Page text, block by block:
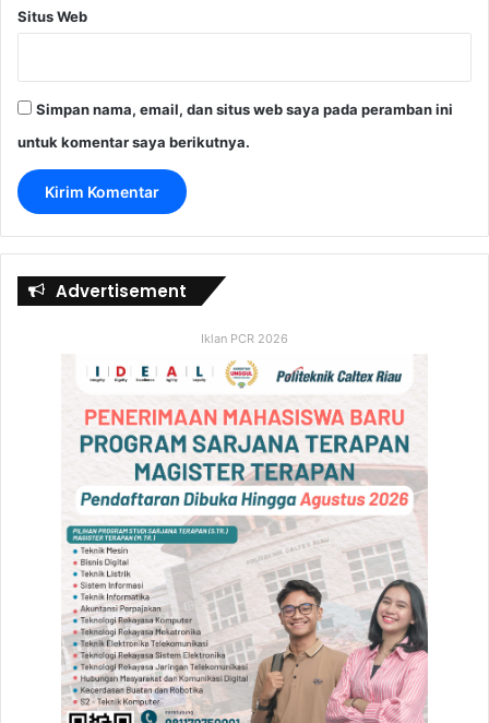
Situs Web
Simpan nama, email, dan situs web saya pada peramban ini
untuk komentar saya berikutnya.
Advertisement
Iklan PCR 2026